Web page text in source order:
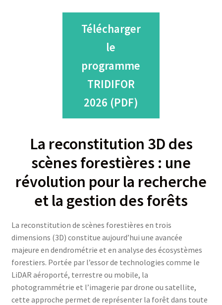
Télécharger
le
programme
TRIDIFOR
2026 (PDF)
La reconstitution 3D des
scènes forestières : une
révolution pour la recherche
et la gestion des forêts
La reconstitution de scènes forestières en trois
dimensions (3D) constitue aujourd’hui une avancée
majeure en dendrométrie et en analyse des écosystèmes
forestiers. Portée par l’essor de technologies comme le
LiDAR aéroporté, terrestre ou mobile, la
photogrammétrie et l’imagerie par drone ou satellite,
cette approche permet de représenter la forêt dans toute